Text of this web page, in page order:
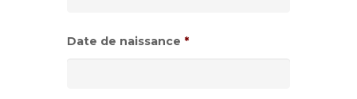
Date de naissance *